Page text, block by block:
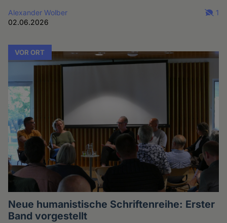
Alexander Wolber
02.06.2026
1
VOR ORT
Neue humanistische Schriftenreihe: Erster
Band vorgestellt